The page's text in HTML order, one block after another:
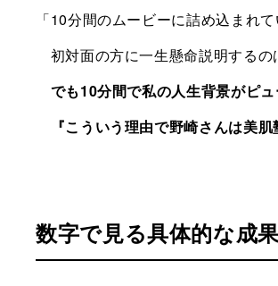
「10分間のムービーに詰め込まれて
初対面の方に一生懸命説明するの
でも10分間で私の人生背景がピュ
『こういう理由で野崎さんは美
数字で見る具体的な成